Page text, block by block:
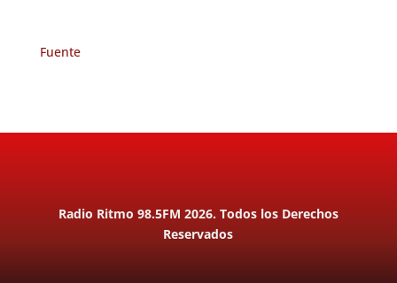
Fuente
Radio Ritmo 98.5FM 2026. Todos los Derechos
Reservados